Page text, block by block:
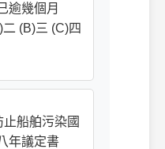
逾幾個月
(B)三 (C)四
船舶污染國
年議定書